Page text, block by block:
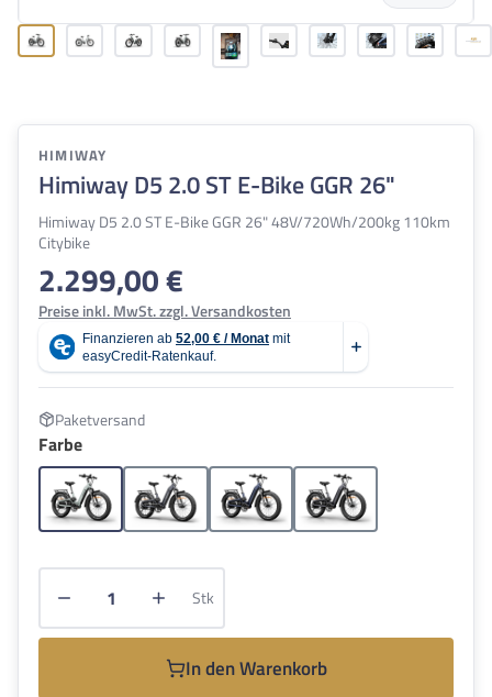
HIMIWAY
Himiway D5 2.0 ST E-Bike GGR 26"
Himiway D5 2.0 ST E-Bike GGR 26" 48V/720Wh/200kg 110km
Citybike
Regulärer Preis:
2.299,00 €
Preise inkl. MwSt. zzgl. Versandkosten
Paketversand
Farbeauswählen
GletschergrauHellgrau Mattblau Mattgrau
Produkt Anzahl: Gib den gewünschten
Stk
In den Warenkorb